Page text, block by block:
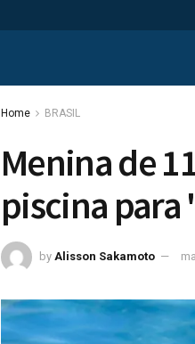
Home BRASIL
Menina de
piscina para
by Alisson Sakamoto